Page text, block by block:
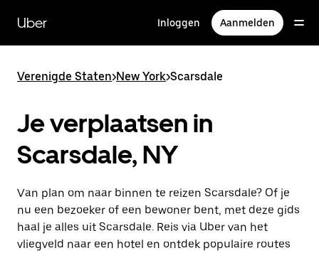
naar
hoofdinhoud
Uber Inloggen Aanmelden
Verenigde Staten>New York>Scarsdale
Je verplaatsen in
Scarsdale, NY
Van plan om naar binnen te reizen Scarsdale? Of je
nu een bezoeker of een bewoner bent, met deze gids
haal je alles uit Scarsdale. Reis via Uber van het
vliegveld naar een hotel en ontdek populaire routes